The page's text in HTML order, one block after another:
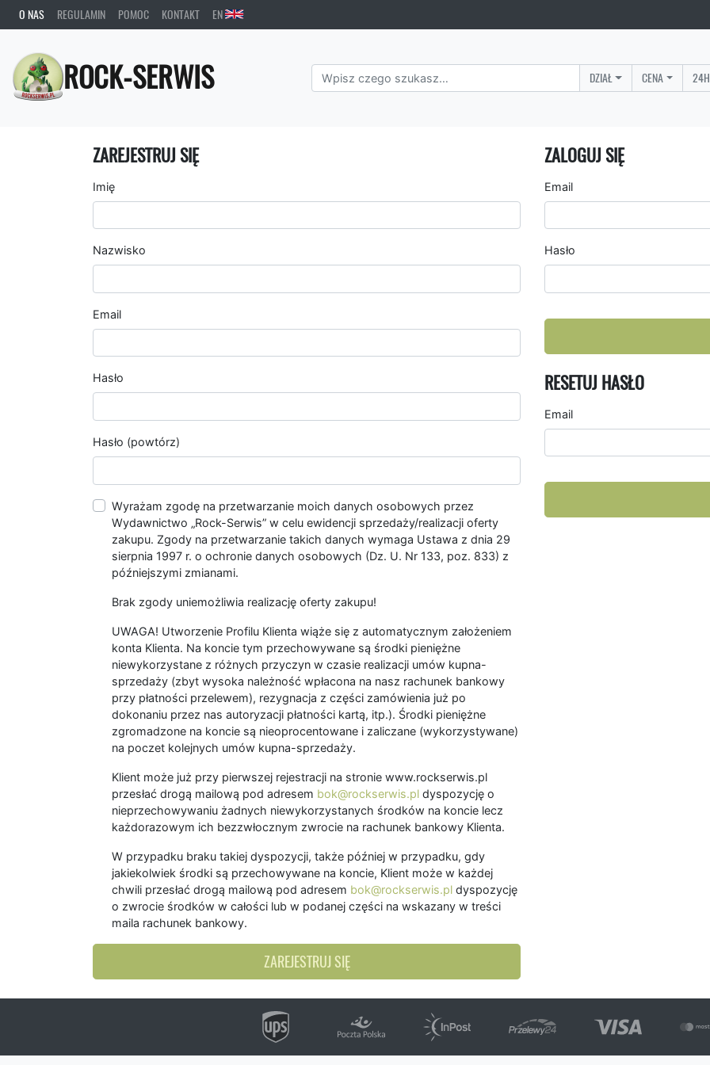
O NAS REGULAMIN POMOC KONTAKT EN
ROCK-SERWIS DZIAŁ CENA
ZAREJESTRUJ SIĘ
Imię
Nazwisko
Email
Hasło
Hasło (powtórz)
Wyrażam zgodę na przetwarzanie moich danych osobowych przez
Wydawnictwo „Rock-Serwis” w celu ewidencji sprzedaży/realizacji oferty
zakupu. Zgody na przetwarzanie takich danych wymaga Ustawa z dnia 29
sierpnia 1997 r. o ochronie danych osobowych (Dz. U. Nr 133, poz. 833) z
późniejszymi zmianami.
Brak zgody uniemożliwia realizację oferty zakupu!
UWAGA! Utworzenie Profilu Klienta wiąże się z automatycznym założeniem
konta Klienta. Na koncie tym przechowywane są środki pieniężne
niewykorzystane z różnych przyczyn w czasie realizacji umów kupna-
sprzedaży (zbyt wysoka należność wpłacona na nasz rachunek bankowy
przy płatności przelewem), rezygnacja z części zamówienia już po
dokonaniu przez nas autoryzacji płatności kartą, itp.). Środki pieniężne
zgromadzone na koncie są nieoprocentowane i zaliczane (wykorzystywane)
na poczet kolejnych umów kupna-sprzedaży.
Klient może już przy pierwszej rejestracji na stronie www.rockserwis.pl
przesłać drogą mailową pod adresem bok@rockserwis.pl dyspozycję o
nieprzechowywaniu żadnych niewykorzystanych środków na koncie lecz
każdorazowym ich bezzwłocznym zwrocie na rachunek bankowy Klienta.
W przypadku braku takiej dyspozycji, także później w przypadku, gdy
jakiekolwiek środki są przechowywane na koncie, Klient może w każdej
chwili przesłać drogą mailową pod adresem bok@rockserwis.pl dyspozycję
o zwrocie środków w całości lub w podanej części na wskazany w treści
maila rachunek bankowy.
ZAREJESTRUJ SIĘ
ZALOGUJ SIĘ
Email
Hasło
RESETUJ HASŁO
Email